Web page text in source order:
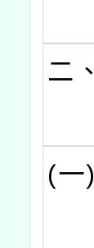
二、
(一)